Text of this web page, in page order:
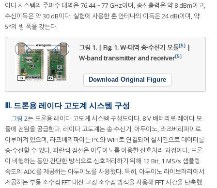
이다 시스템의 주파수 대역은 76.44～77 GHz이며, 송신출력은 약 8 dBm이고,
수신이득은 약 30 dB이다. 실험에 사용한 혼 안테나의 이득은 24 dBi이며, 약
5°의 빔 폭을 갖는다.
그림 1. | Fig. 1.W-대역 송·수신기 모듈[5]|
W-band transmitter and receiver[5]
Download Original Figure
Ⅲ. 드론용 레이다 고도계 시스템 구성
그림 2는 드론용 레이다 고도계 시스템 구성도이다. 8 V 배터리로 레이다 모
듈에 전원을 공급한다. 레이다 고도계는 송·수신기, 아두이노, 라즈베리파이로
이루어져 있으며, 라즈베리파이는 PC와 WIFI로 연결되어 실시간으로 데이터를
송·수신할 수 있다. 파란색 점선은 아두이노를 이용한 신호처리 과정이다. 드론
이 비행하는 동안 간단한 방식으로 신호처리하기 위해 12 Bit, 1 MS/s 샘플링
속도의 ADC를 제공하는 아두이노를 사용했다. 특히, 아두이노 라이브러리에서
제공하는 부동 소수점 FFT 대신 고정 소수점 방식을 사용해 FFT 시간을 단축했